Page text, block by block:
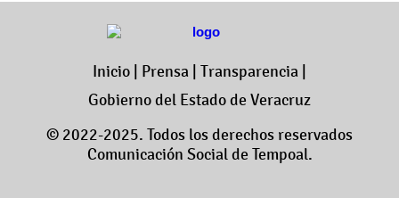
Inicio Prensa Transparencia
Gobierno del Estado de Veracruz
© 2022-2025. Todos los derechos reservados
Comunicación Social de Tempoal.